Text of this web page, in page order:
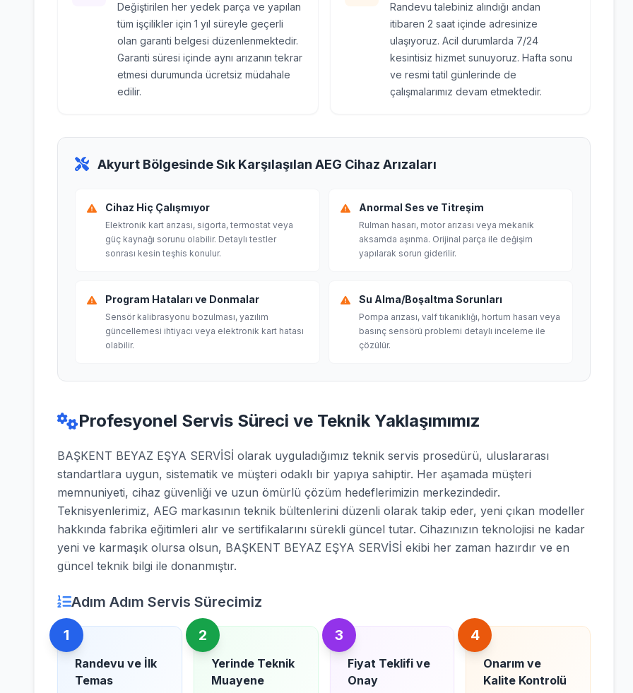
Değiştirilen her yedek parça ve yapılan
tüm işçilikler için 1 yıl süreyle geçerli
olan garanti belgesi düzenlenmektedir.
Garanti süresi içinde aynı arızanın tekrar
etmesi durumunda ücretsiz müdahale
edilir.
Randevu talebiniz alındığı andan
itibaren 2 saat içinde adresinize
ulaşıyoruz. Acil durumlarda 7/24
kesintisiz hizmet sunuyoruz. Hafta sonu
ve resmi tatil günlerinde de
çalışmalarımız devam etmektedir.
Akyurt Bölgesinde Sık Karşılaşılan AEG Cihaz Arızaları
Cihaz Hiç Çalışmıyor
Elektronik kart arızası, sigorta, termostat veya
güç kaynağı sorunu olabilir. Detaylı testler
sonrası kesin teşhis konulur.
Anormal Ses ve Titreşim
Rulman hasarı, motor arızası veya mekanik
aksamda aşınma. Orijinal parça ile değişim
yapılarak sorun giderilir.
Program Hataları ve Donmalar
Sensör kalibrasyonu bozulması, yazılım
güncellemesi ihtiyacı veya elektronik kart hatası
olabilir.
Su Alma/Boşaltma Sorunları
Pompa arızası, valf tıkanıklığı, hortum hasarı veya
basınç sensörü problemi detaylı inceleme ile
çözülür.
Profesyonel Servis Süreci ve Teknik Yaklaşımımız
BAŞKENT BEYAZ EŞYA SERVİSİ olarak uyguladığımız teknik servis prosedürü, uluslararası
standartlara uygun, sistematik ve müşteri odaklı bir yapıya sahiptir. Her aşamada müşteri
memnuniyeti, cihaz güvenliği ve uzun ömürlü çözüm hedeflerimizin merkezindedir.
Teknisyenlerimiz, AEG markasının teknik bültenlerini düzenli olarak takip eder, yeni çıkan modeller
hakkında fabrika eğitimleri alır ve sertifikalarını sürekli güncel tutar. Cihazınızın teknolojisi ne kadar
yeni ve karmaşık olursa olsun, BAŞKENT BEYAZ EŞYA SERVİSİ ekibi her zaman hazırdır ve en
güncel teknik bilgi ile donanmıştır.
Adım Adım Servis Sürecimiz
1
Randevu ve İlk
Temas
2
Yerinde Teknik
Muayene
3
Fiyat Teklifi ve
Onay
4
Onarım ve
Kalite Kontrolü